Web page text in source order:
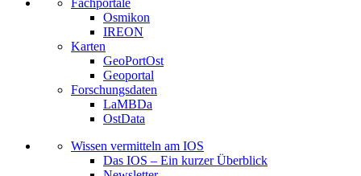
Fachportale
Osmikon
IREON
Karten
GeoPortOst
Geoportal
Forschungsdaten
LaMBDa
OstData
Wissen vermitteln am IOS
Das IOS – Ein kurzer Überblick